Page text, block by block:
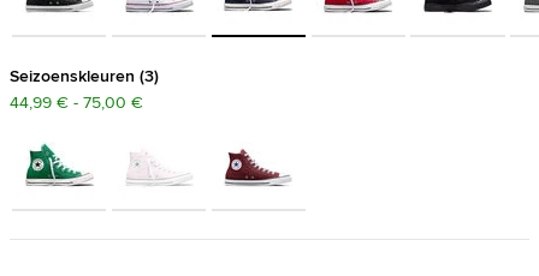
Seizoenskleuren 3
44,99 € - 75,00 €